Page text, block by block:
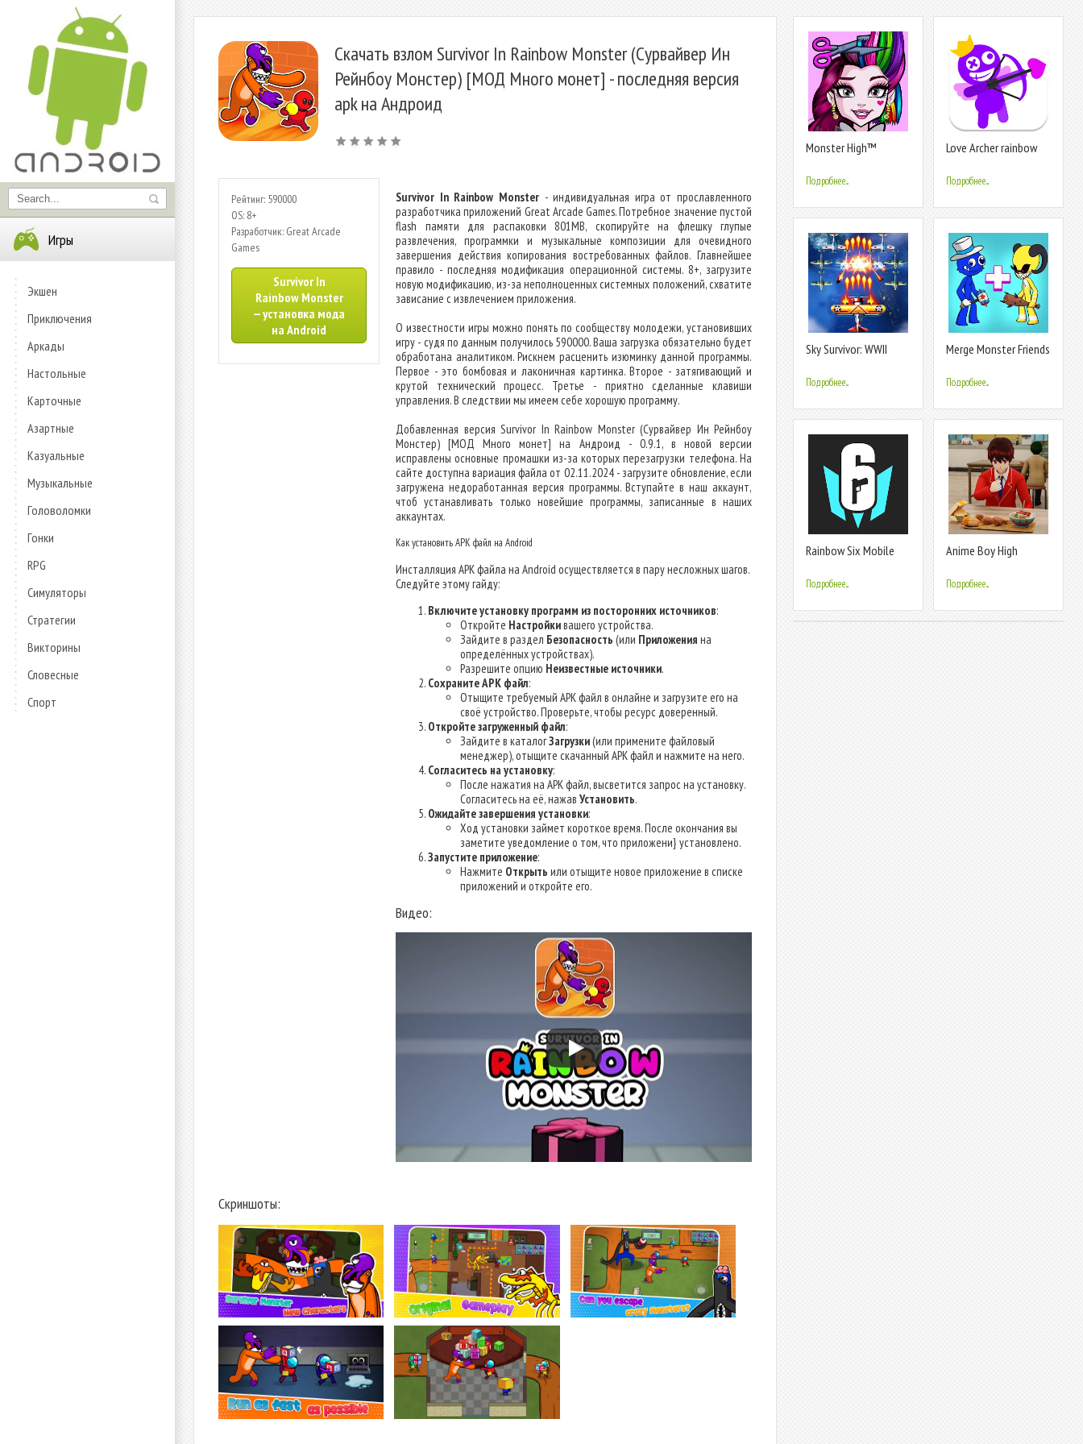
Игры
Экшен
Приключения
Аркады
Настольные
Карточные
Азартные
Казуальные
Музыкальные
Головоломки
Гонки
RPG
Симуляторы
Стратегии
Викторины
Словесные
Спорт
Скачать взлом Survivor In Rainbow Monster (Сурвайвер Ин
Рейнбоу Монстер) [МОД Много монет] - последняя версия
apk на Андроид
Рейтинг: 590000
OS: 8+
Разработчик: Great Arcade
Games
Survivor In
Rainbow Monster
— установка мода
на Android
Survivor In Rainbow Monster- индивидуальная игра от прославленного
разработчика приложений Great Arcade Games. Потребное значение пустой
flash памяти для распаковки 801MB, скопируйте на флешку глупые
развлечения, программки и музыкальные композиции для очевидного
завершения действия копирования востребованных файлов. Главнейшее
правило - последняя модификация операционной системы. 8+, загрузите
новую модификацию, из-за неполноценных системных положений, схватите
зависание с извлечением приложения.
О известности игры можно понять по сообществу молодежи, установивших
игру - судя по данным получилось 590000. Ваша загрузка обязательно будет
обработана аналитиком. Рискнем расценить изюминку данной программы.
Первое - это бомбовая и лаконичная картинка. Второе - затягивающий и
крутой технический процесс. Третье - приятно сделанные клавиши
управления. В следствии мы имеем себе хорошую программу.
Добавленная версия Survivor In Rainbow Monster (Сурвайвер Ин Рейнбоу
Монстер) [МОД Много монет] на Андроид - 0.9.1, в новой версии
исправлены основные промашки из-за которых перезагрузки телефона. На
сайте доступна вариация файла от 02.11.2024 - загрузите обновление, если
загружена недоработанная версия программы. Вступайте в наш аккаунт,
чтоб устанавливать только новейшие программы, записанные в наших
аккаунтах.
Как установить APK файл на Android
Инсталляция APK файла на Android осуществляется в пару несложных шагов.
Следуйте этому гайду:
Включите установку программ из посторонних источников:
Откройте Настройкивашего устройства.
Зайдите в раздел Безопасность (или Приложения на
определённых устройствах).
Разрешите опцию Неизвестные источники.
Сохраните APK файл:
Отыщите требуемый APK файл в онлайне и загрузите его на
своё устройство. Проверьте, чтобы ресурс доверенный.
Откройте загруженный файл:
Зайдите в каталогЗагрузки(или примените файловый
менеджер), отыщите скачанный APK файл и нажмите на него.
Согласитесь на установку:
После нажатия на APK файл, высветится запрос на установку.
Согласитесь на её, нажав Установить.
Ожидайте завершения установки:
Ход установки займет короткое время. После окончания вы
заметите уведомление о том, что приложени} установлено.
Запустите приложение:
Нажмите Открыть или отыщите новое приложение в списке
приложений и откройте его.
Видео:
Скриншоты:
Monster High™
Подробнее...
Love Archer rainbow
Подробнее...
Sky Survivor: WWII
Подробнее...
Merge Monster Friends
Подробнее...
Rainbow Six Mobile
Подробнее...
Anime Boy High
Подробнее...